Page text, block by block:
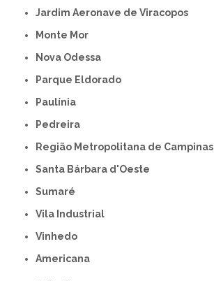
Jardim Aeronave de Viracopos
Monte Mor
Nova Odessa
Parque Eldorado
Paulínia
Pedreira
Região Metropolitana de Campinas
Santa Bárbara d'Oeste
Sumaré
Vila Industrial
Vinhedo
americana